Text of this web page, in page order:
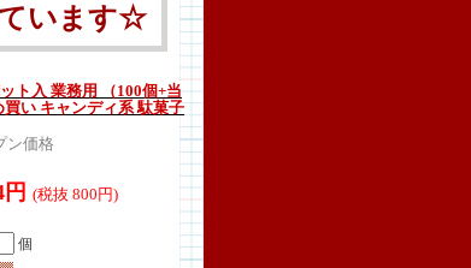
ています☆
ト入 業務用 （100個+当
い キャンディ系 駄菓子
ン価格
(税抜 800円)
個